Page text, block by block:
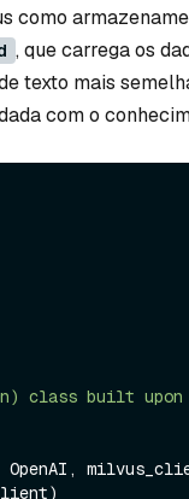
como
, que carrega os
texto mais
com o